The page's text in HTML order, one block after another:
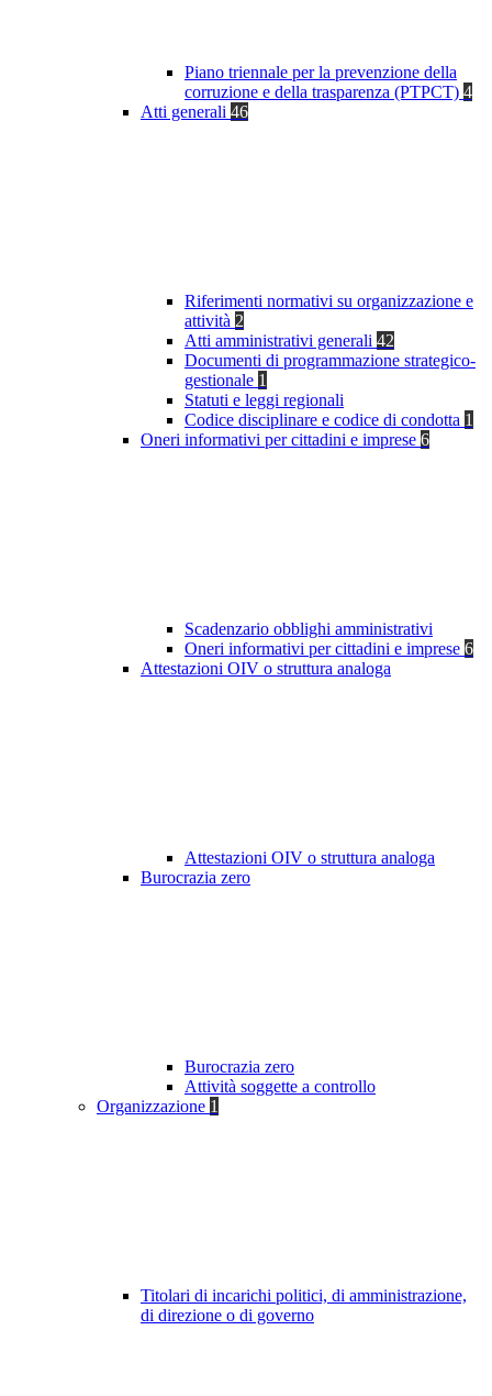
Piano triennale per la prevenzione della
corruzione e della trasparenza (PTPCT) 4
Atti generali 46
Riferimenti normativi su organizzazione e
attività 2
Atti amministrativi generali 42
Documenti di programmazione strategico-
gestionale 1
Statuti e leggi regionali
Codice disciplinare e codice di condotta 1
Oneri informativi per cittadini e imprese 6
Scadenzario obblighi amministrativi
Oneri informativi per cittadini e imprese 6
Attestazioni OIV o struttura analoga
Attestazioni OIV o struttura analoga
Burocrazia zero
Burocrazia zero
Attività soggette a controllo
Organizzazione 1
Titolari di incarichi politici, di amministrazione,
di direzione o di governo